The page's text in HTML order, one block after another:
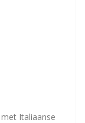
Italiaanse